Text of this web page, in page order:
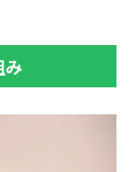
み